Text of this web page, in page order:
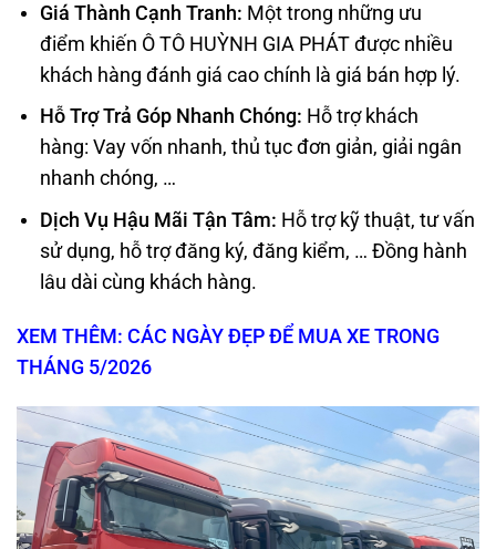
Giá Thành Cạnh Tranh: Một trong những ưu
điểm khiến Ô TÔ HUỲNH GIA PHÁT được nhiều
khách hàng đánh giá cao chính là giá bán hợp lý.
Hỗ Trợ Trả Góp Nhanh Chóng: Hỗ trợ khách
hàng: Vay vốn nhanh, thủ tục đơn giản, giải ngân
nhanh chóng, …
Dịch Vụ Hậu Mãi Tận Tâm: Hỗ trợ kỹ thuật, tư vấn
sử dụng, hỗ trợ đăng ký, đăng kiểm, … Đồng hành
lâu dài cùng khách hàng.
XEM THÊM: CÁC NGÀY ĐẸP ĐỂ MUA XE TRONG
THÁNG 5/2026